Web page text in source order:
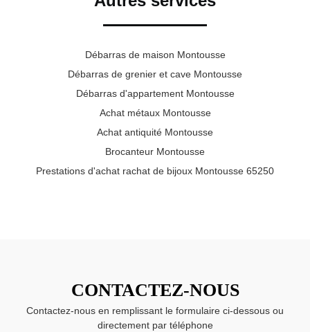
Débarras de maison Montousse
Débarras de grenier et cave Montousse
Débarras d'appartement Montousse
Achat métaux Montousse
Achat antiquité Montousse
Brocanteur Montousse
Prestations d'achat rachat de bijoux Montousse 65250
CONTACTEZ-NOUS
Contactez-nous en remplissant le formulaire ci-dessous ou
directement par téléphone